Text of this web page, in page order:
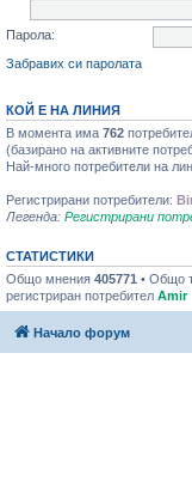
Парола:
Забравих си паролата
КОЙ Е НА ЛИНИЯ
В момента има 762
(базирано на активните
Най-много потребители на
Регистрирани потребители:
Легенда: Регистрирани
СТАТИСТИКИ
Общо мнения 405771 • Общо
регистриран потребител Amir
Начало форум